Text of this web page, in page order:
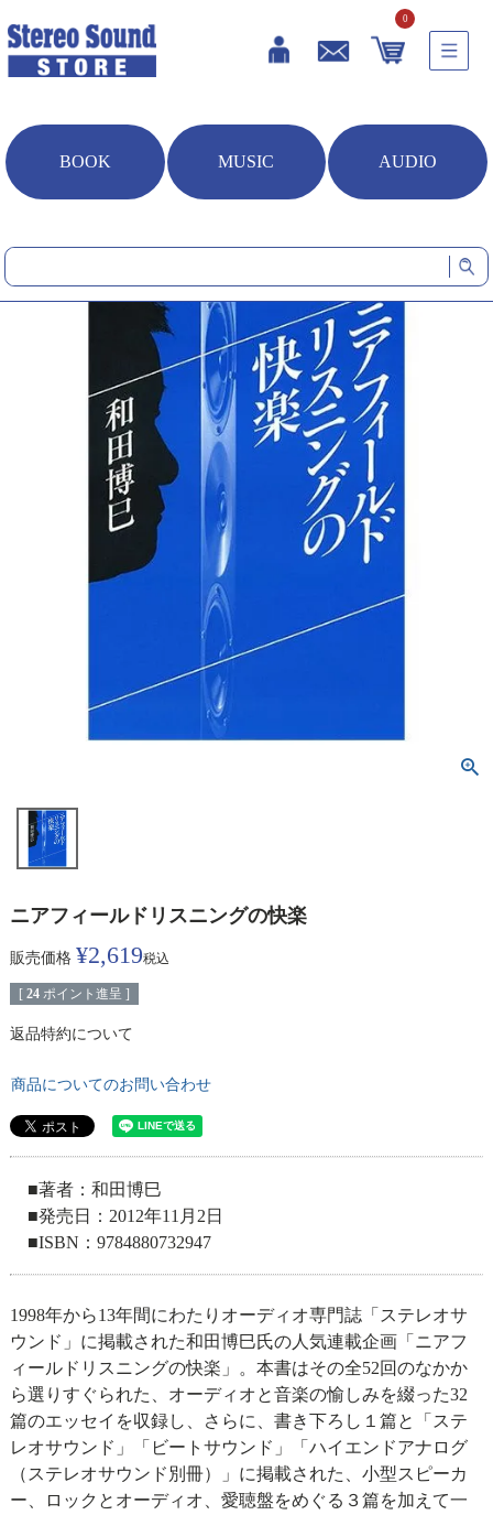
0
BOOK MUSIC AUDIO
ニアフィールドリスニングの快楽
販売価格 ¥2,619税込
[ 24 ポイント進呈 ]
返品特約について
商品についてのお問い合わせ
■著者：和田博巳
■発売日：2012年11月2日
■ISBN：9784880732947
1998年から13年間にわたりオーディオ専門誌「ステレオサ
ウンド」に掲載された和田博巳氏の人気連載企画「ニアフ
ィールドリスニングの快楽」。本書はその全52回のなかか
ら選りすぐられた、オーディオと音楽の愉しみを綴った32
篇のエッセイを収録し、さらに、書き下ろし１篇と「ステ
レオサウンド」「ビートサウンド」「ハイエンドアナログ
（ステレオサウンド別冊）」に掲載された、小型スピーカ
ー、ロックとオーディオ、愛聴盤をめぐる３篇を加えて一